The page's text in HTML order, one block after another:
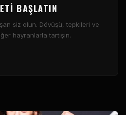
BAŞLATIN
siz olun. Dövüşü, tepkileri ve
hayranlarla tartışın.